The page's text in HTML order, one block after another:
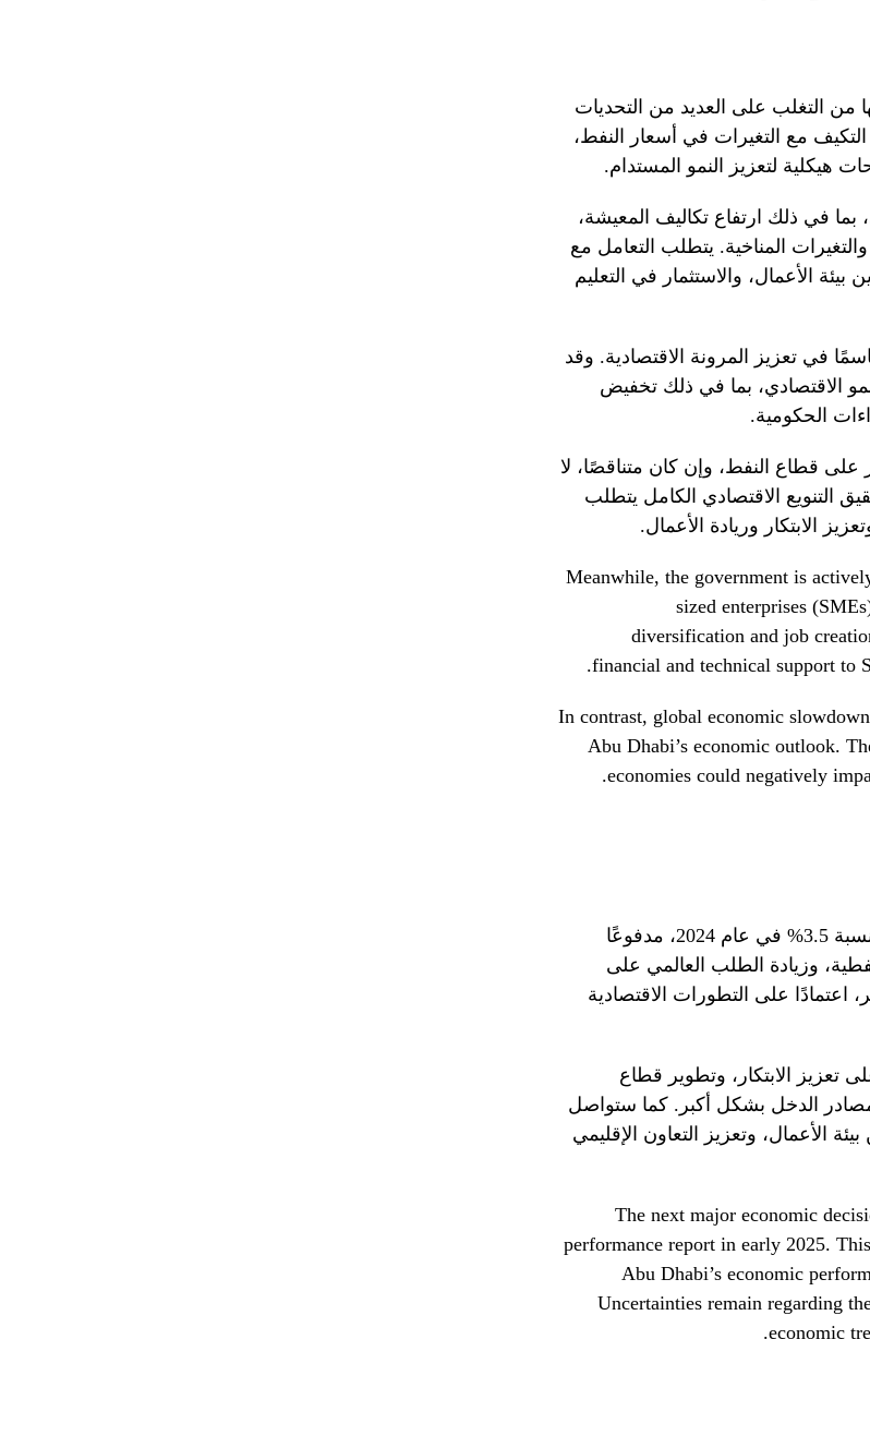
من التغلب على العديد من التحديات
مع التغيرات في أسعار النفط،
هيكلية لتعزيز النمو المستدام.
بما في ذلك ارتفاع تكاليف المعيشة،
المناخية. يتطلب التعامل مع
الأعمال، والاستثمار في التعليم
في تعزيز المرونة الاقتصادية. وقد
الاقتصادي، بما في ذلك تخفيض
الحكومية.
على قطاع النفط، وإن كان متناقصًا، لا
الاقتصادي الكامل يتطلب
الابتكار وريادة الأعمال.
Meanwhile, the government is
sized enterprises
diversification and job
financial and technical support to
In contrast, global economic
Abu Dhabi’s economic outlook.
economies could negatively
تتوقع وزارة الاقتصاد أن يحقق اقتصاد أبوظبي نموًا بنسبة 3.5% في عام 2024، مدفوعًا
وزيادة الطلب العالمي على
اعتمادًا على التطورات الاقتصادية
الابتكار، وتطوير قطاع
مصادر الدخل بشكل أكبر. كما ستواصل
الأعمال، وتعزيز التعاون الإقليمي
The next major economic
performance report in early 2025.
Abu Dhabi’s economic
Uncertainties remain regarding
economic